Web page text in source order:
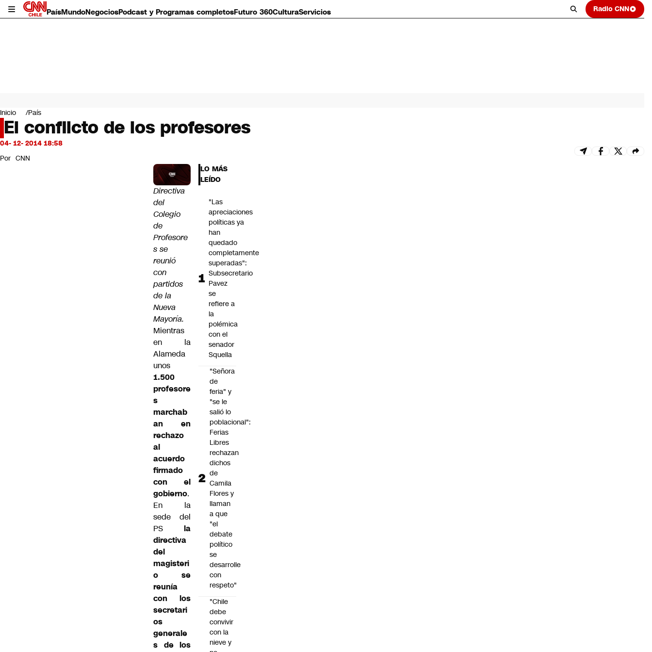
PaísMundoNegociosPodcast y Programas completosFuturo 360CulturaServicios Radio CNN
Mundo
Negocios
Deportes
Programas completos
Servicios
Inicio País
El conflicto de los profesores
04- 12- 2014 18:58
Por CNN
Directiva
del
Colegio
de
Profesore
s se
reunió
con
partidos
de la
Nueva
Mayoría.
Mientras
en la
Alameda
unos
1.500
profesore
s
marchab
an en
rechazo
al
acuerdo
firmado
con el
gobierno.
En la
sede del
PSla
directiva
del
magisteri
o se
reunía
con los
secretari
os
generale
s de los
LO MÁS
LEÍDO
"Las
apreciaciones
políticas ya
han
quedado
completamente
superadas":
Subsecretario
Pavez
se
refiere a
la
polémica
con el
senador
Squella
"Señora
de
feria" y
"se le
salió lo
poblacional":
Ferias
Libres
rechazan
dichos
de
Camila
Flores y
llaman
a que
"el
debate
político
se
desarrolle
con
respeto"
"Chile
debe
convivir
con la
nieve y